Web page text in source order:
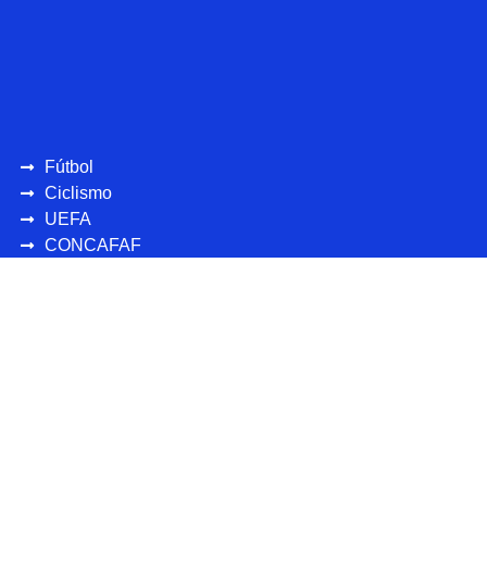
Fútbol
Ciclismo
UEFA
CONCAFAF